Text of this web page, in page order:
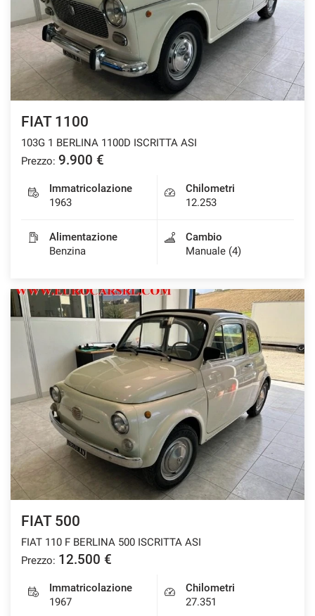
FIAT 1100
103G 1 BERLINA 1100D ISCRITTA ASI
Prezzo: 9.900 €
Immatricolazione
1963
Chilometri
12.253
Alimentazione
Benzina
Cambio
Manuale (4)
FIAT 500
FIAT 110 F BERLINA 500 ISCRITTA ASI
Prezzo: 12.500 €
Immatricolazione
1967
Chilometri
27.351